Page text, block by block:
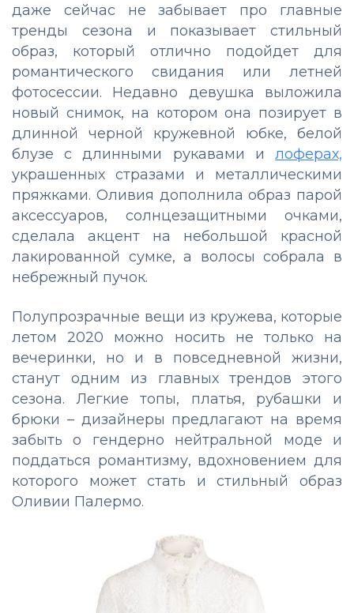
даже сейчас не забывает про главные
тренды сезона и показывает стильный
образ, который отлично подойдет для
романтического свидания или летней
фотосессии. Недавно девушка выложила
новый снимок, на котором она позирует в
длинной черной кружевной юбке, белой
блузе с длинными рукавами и лоферах,
украшенных стразами и металлическими
пряжками. Оливия дополнила образ парой
аксессуаров, солнцезащитными очками,
сделала акцент на небольшой красной
лакированной сумке, а волосы собрала в
небрежный пучок.
Полупрозрачные вещи из кружева, которые
летом 2020 можно носить не только на
вечеринки, но и в повседневной жизни,
станут одним из главных трендов этого
сезона. Легкие топы, платья, рубашки и
брюки – дизайнеры предлагают на время
забыть о гендерно нейтральной моде и
поддаться романтизму, вдохновением для
которого может стать и стильный образ
Оливии Палермо.